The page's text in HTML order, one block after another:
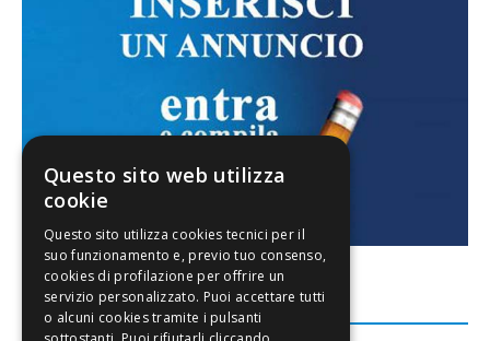
FACEBOOK
Questo sito web utilizza
cookie